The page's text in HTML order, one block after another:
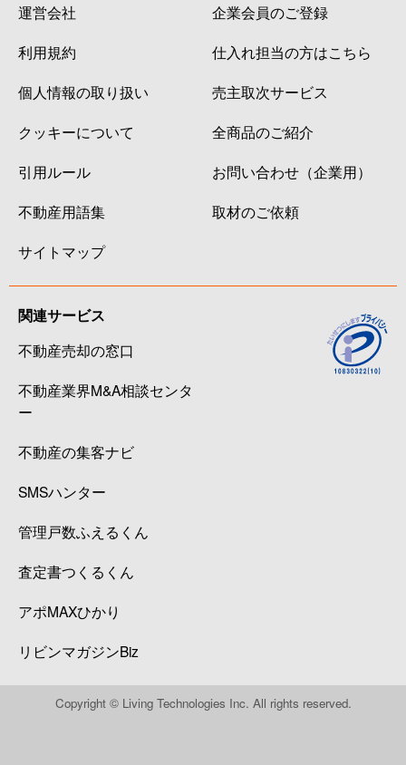
運営会社
利用規約
個人情報の取り扱い
クッキーについて
引用ルール
不動産用語集
サイトマップ
企業会員のご登録
仕入れ担当の方はこちら
売主取次サービス
全商品のご紹介
お問い合わせ（企業用）
取材のご依頼
関連サービス
不動産売却の窓口
不動産業界M&A相談センタ
ー
不動産の集客ナビ
SMSハンター
管理戸数ふえるくん
査定書つくるくん
アポMAXひかり
リビンマガジンBiz
Copyright © Living Technologies Inc. All rights reserved.